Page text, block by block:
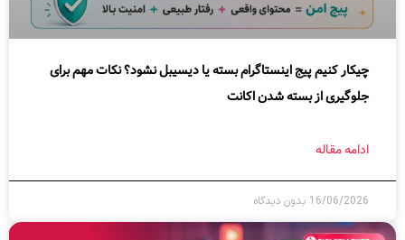
چیکار کنیم پیج اینستاگرام بسته یا دیسیبل نشود؟ نکات مهم برای
جلوگیری از بسته شدن اکانت
ادامه مقاله
16/06/2026 بدون دیدگاه